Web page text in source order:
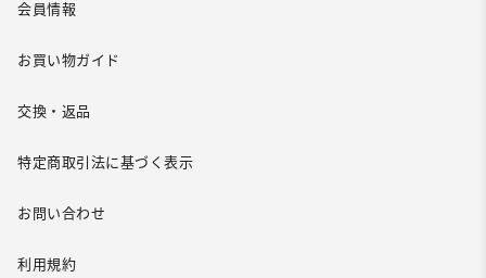
会員情報
お買い物ガイド
交換・返品
特定商取引法に基づく表示
お問い合わせ
利用規約